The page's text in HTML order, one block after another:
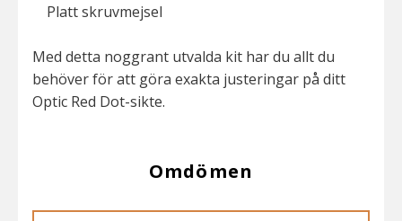
Platt skruvmejsel
Med detta noggrant utvalda kit har du allt du
behöver för att göra exakta justeringar på ditt
Optic Red Dot-sikte.
Omdömen